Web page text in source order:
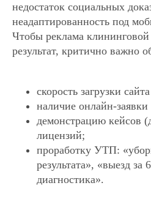
недостаток социальных
неадаптированность под
Чтобы реклама
результат, критично важно
скорость загрузки
наличие онлайн-заявки
демонстрацию кейсов
лицензий;
проработку УТП:
результата», «выезд за
диагностика».